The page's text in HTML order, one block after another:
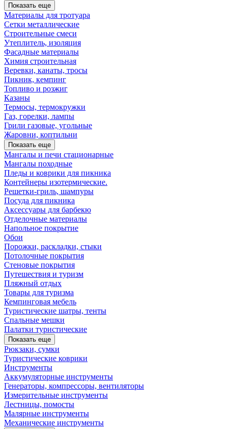
Показать еще
Материалы для тротуара
Сетки металлические
Строительные смеси
Утеплитель, изоляция
Фасадные материалы
Химия строительная
Веревки, канаты, тросы
Пикник, кемпинг
Топливо и розжиг
Казаны
Термосы, термокружки
Газ, горелки, лампы
Грили газовые, угольные
Жаровни, коптильни
Показать еще
Мангалы и печи стационарные
Мангалы походные
Пледы и коврики для пикника
Контейнеры изотермические.
Решетки-гриль, шампуры
Посуда для пикника
Аксессуары для барбекю
Отделочные материалы
Напольное покрытие
Обои
Порожки, раскладки, стыки
Потолочные покрытия
Стеновые покрытия
Путешествия и туризм
Пляжный отдых
Товары для туризма
Кемпинговая мебель
Туристические шатры, тенты
Спальные мешки
Палатки туристические
Показать еще
Рюкзаки, сумки
Туристические коврики
Инструменты
Аккумуляторные инструменты
Генераторы, компрессоры, вентиляторы
Измерительные инструменты
Лестницы, помосты
Малярные инструменты
Механические инструменты